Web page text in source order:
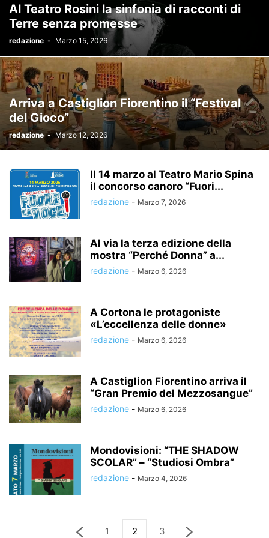
Al Teatro Rosini la sinfonia di racconti di
Terre senza promesse
redazione - Marzo 15, 2026
Arriva a Castiglion Fiorentino il “Festival
del Gioco”
redazione - Marzo 12, 2026
Il 14 marzo al Teatro Mario Spina
il concorso canoro “Fuori...
redazione - Marzo 7, 2026
Al via la terza edizione della
mostra “Perché Donna” a...
redazione - Marzo 6, 2026
A Cortona le protagoniste
«L’eccellenza delle donne»
redazione - Marzo 6, 2026
A Castiglion Fiorentino arriva il
“Gran Premio del Mezzosangue”
redazione - Marzo 6, 2026
Mondovisioni: “THE SHADOW
SCOLAR” – “Studiosi Ombra”
redazione - Marzo 4, 2026
1 2 3